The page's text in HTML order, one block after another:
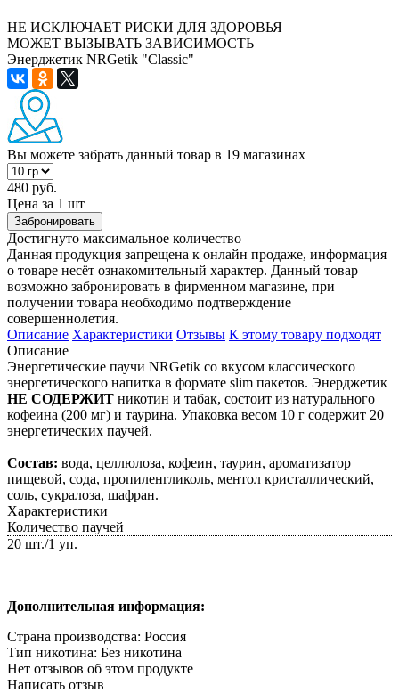
НЕ ИСКЛЮЧАЕТ РИСКИ ДЛЯ ЗДОРОВЬЯ
МОЖЕТ ВЫЗЫВАТЬ ЗАВИСИМОСТЬ
Энерджетик NRGetik "Classic"
Вы можете забрать данный товар в 19 магазинах
480 руб.
Цена за 1 шт
Забронировать
Достигнуто максимальное количество
Данная продукция запрещена к онлайн продаже, информация
о товаре несёт ознакомительный характер. Данный товар
возможно забронировать в фирменном магазине, при
получении товара необходимо подтверждение
совершеннолетия.
Описание Характеристики Отзывы К этому товару подходят
Описание
Энергетические паучи NRGetik со вкусом классического
энергетического напитка в формате slim пакетов. Энерджетик
НЕ СОДЕРЖИТ никотин и табак, состоит из натурального
кофеина (200 мг) и таурина. Упаковка весом 10 г содержит 20
энергетических паучей.
Состав: вода, целлюлоза, кофеин, таурин, ароматизатор
пищевой, сода, пропиленгликоль, ментол кристаллический,
соль, сукралоза, шафран.
Характеристики
Количество паучей
20 шт./1 уп.
Дополнительная информация:
Страна производства: Россия
Тип никотина: Без никотина
Нет отзывов об этом продукте
Написать отзыв